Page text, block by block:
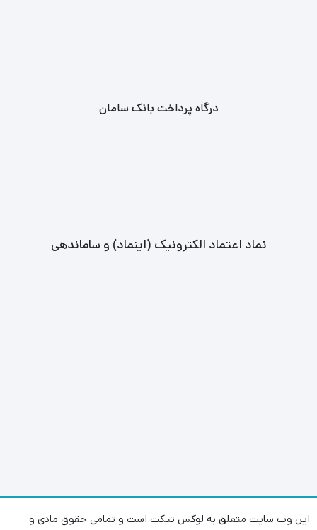
درگاه پرداخت بانک سامان
نماد اعتماد الکترونیک (اینماد) و ساماندهی
این وب سایت متعلق به لوکس تیکت است و تمامی حقوق مادی و